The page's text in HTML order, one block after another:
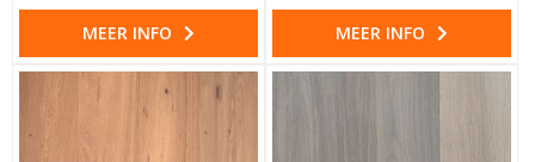
MEER INFO MEER INFO